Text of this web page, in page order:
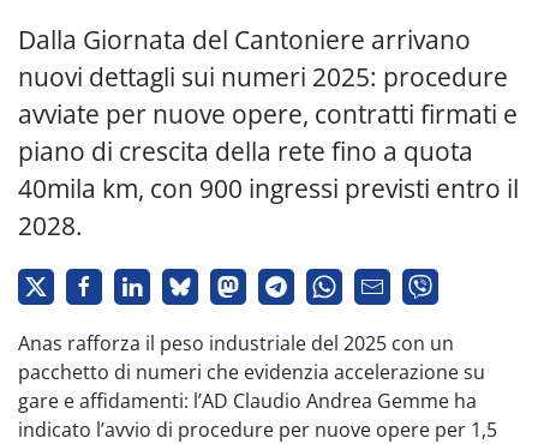
Dalla Giornata del Cantoniere arrivano
nuovi dettagli sui numeri 2025: procedure
avviate per nuove opere, contratti firmati e
piano di crescita della rete fino a quota
40mila km, con 900 ingressi previsti entro il
2028. ​
Anas rafforza il peso industriale del 2025 con un
pacchetto di numeri che evidenzia accelerazione su
gare e affidamenti: l’AD Claudio Andrea Gemme ha
indicato l’avvio di procedure per nuove opere per 1,5